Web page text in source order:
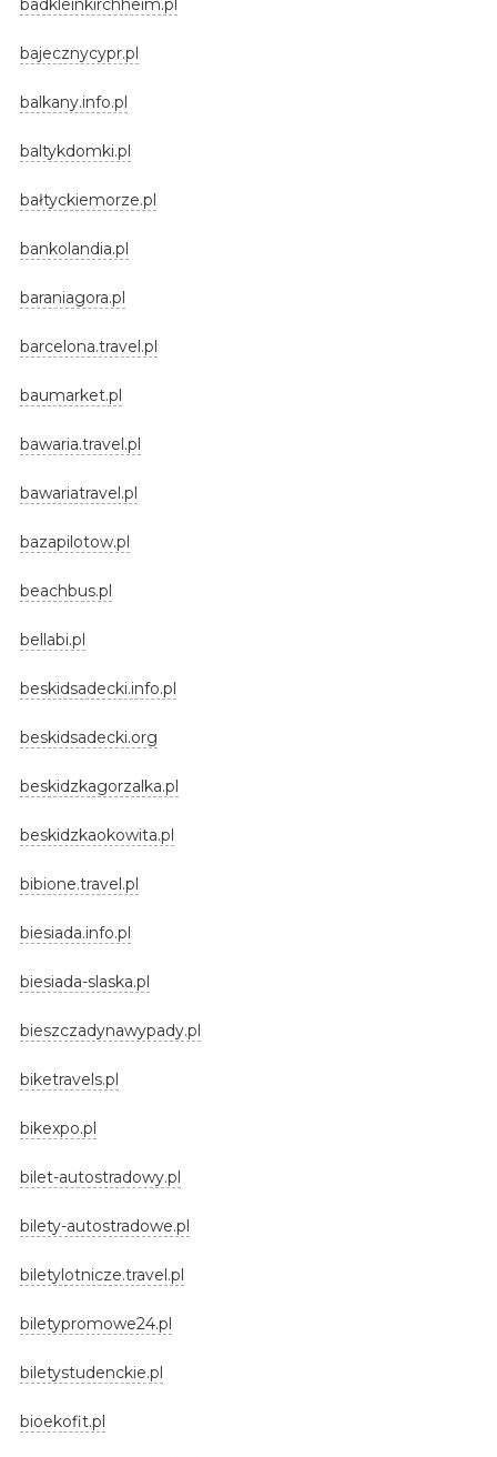
badkleinkirchheim.pl
bajecznycypr.pl
balkany.info.pl
baltykdomki.pl
bałtyckiemorze.pl
bankolandia.pl
baraniagora.pl
barcelona.travel.pl
baumarket.pl
bawaria.travel.pl
bawariatravel.pl
bazapilotow.pl
beachbus.pl
bellabi.pl
beskidsadecki.info.pl
beskidsadecki.org
beskidzkagorzalka.pl
beskidzkaokowita.pl
bibione.travel.pl
biesiada.info.pl
biesiada-slaska.pl
bieszczadynawypady.pl
biketravels.pl
bikexpo.pl
bilet-autostradowy.pl
bilety-autostradowe.pl
biletylotnicze.travel.pl
biletypromowe24.pl
biletystudenckie.pl
bioekofit.pl